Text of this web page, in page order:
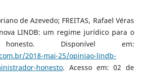
de Azevedo; FREITAS, Rafael Véras
LINDB: um regime jurídico para o
honesto. Disponível em:
2018-mai-25/opiniao-lindb-
honesto. Acesso em: 02 de